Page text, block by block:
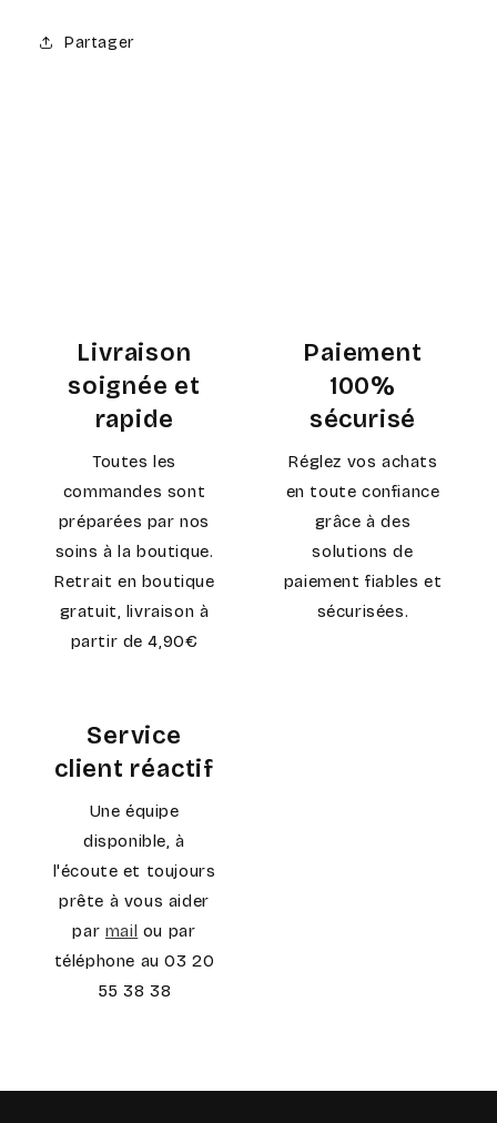
Partager
Livraison
soignée et
rapide
Toutes les
commandes sont
préparées par nos
soins à la boutique.
Retrait en boutique
gratuit, livraison à
partir de 4,90€
Paiement
100%
sécurisé
Réglez vos achats
en toute confiance
grâce à des
solutions de
paiement fiables et
sécurisées.
Service
client réactif
Une équipe
disponible, à
l'écoute et toujours
prête à vous aider
par mail ou par
téléphone au 03 20
55 38 38